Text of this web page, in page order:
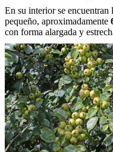
En su interior se encuentran
pequeño, aproximadamente
con forma alargada y